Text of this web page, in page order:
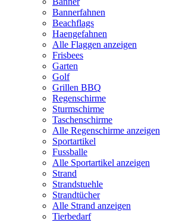
Bannerfahnen
Beachflags
Haengefahnen
Alle Flaggen anzeigen
Frisbees
Garten
Golf
Grillen BBQ
Regenschirme
Sturmschirme
Taschenschirme
Alle Regenschirme anzeigen
Sportartikel
Fussballe
Alle Sportartikel anzeigen
Strand
Strandstuehle
Strandtücher
Alle Strand anzeigen
Tierbedarf